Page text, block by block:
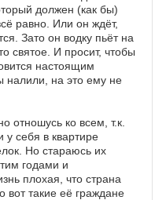
должен (как бы)
равно. Или он ждёт,
Зато он водку пьёт на
святое. И просит, чтобы
настоящим
налили, на это ему не
отношусь ко всем, т.к.
себя в квартире
Но стараюсь их
годами и
плохая, что страна
вот такие её граждане